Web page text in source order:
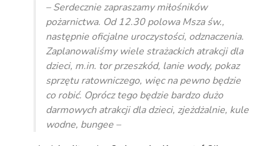
– Serdecznie zapraszamy miłośników
pożarnictwa. Od 12.30 polowa Msza św.,
następnie oficjalne uroczystości, odznaczenia.
Zaplanowaliśmy wiele strażackich atrakcji dla
dzieci, m.in. tor przeszkód, lanie wody, pokaz
sprzętu ratowniczego, więc na pewno będzie
co robić. Oprócz tego będzie bardzo dużo
darmowych atrakcji dla dzieci, zjeżdżalnie, kule
wodne, bungee –